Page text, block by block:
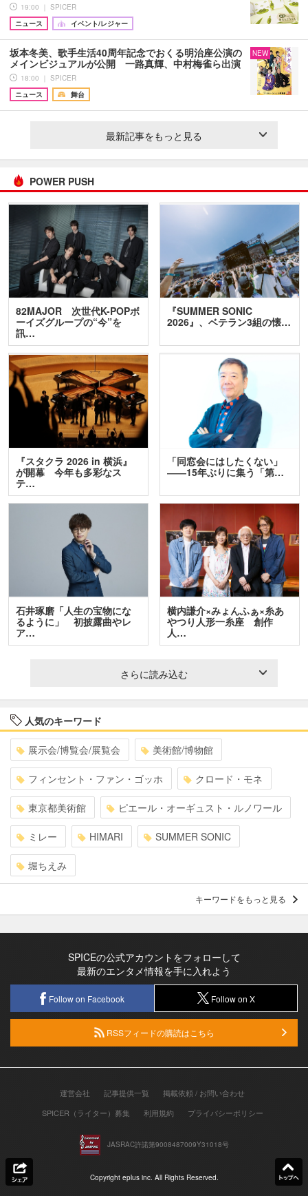
19:00 ｜ SPICER
ニュース
イベント/レジャー
坂本冬美、歌手生活40周年記念でおくる明治座公演の
メインビジュアルが公開 一路真輝、中村梅雀ら出演
18:00 ｜ SPICER
ニュース
舞台
NEW
最新記事をもっと見る
POWER PUSH
82MAJOR 次世代K-POPボ
ーイズグループの“今”を
訊…
『SUMMER SONIC
2026』、ベテラン3組の懐…
『スタクラ 2026 in 横浜』
が開幕 今年も多彩なス
テ…
「同窓会にはしたくない」
――15年ぶりに集う「第…
石井琢磨「人生の宝物にな
るように」 初披露曲やレ
ア…
横内謙介×みょんふぁ×糸あ
やつり人形一糸座 創作
人…
さらに読み込む
人気のキーワード
展示会/博覧会/展覧会 美術館/博物館
フィンセント・ファン・ゴッホ クロード・モネ
東京都美術館 ピエール・オーギュスト・ルノワール
ミレー HIMARI SUMMER SONIC
堀ちえみ
キーワードをもっと見る
SPICEの公式アカウントをフォローして
最新のエンタメ情報を手に入れよう
Follow on Facebook Follow on X
RSSフィードの購読はこちら
運営会社 記事提供一覧
掲載依頼 / お問い合わせ
SPICER（ライター）募集
利用規約 プライバシーポリシー
JASRAC許諾第9008487009Y31018号
Copyright eplus inc. All Rights Reserved.